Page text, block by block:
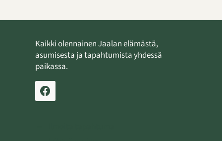
Kaikki olennainen Jaalan elämästä,
asumisesta ja tapahtumista yhdessä
paikassa.